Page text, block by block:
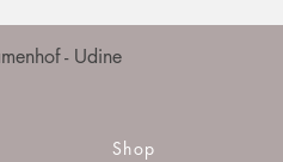
- Udine
Shop